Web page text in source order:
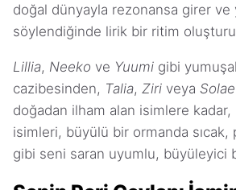
doğal dünyayla rezonansa girer ve
söylendiğinde lirik bir ritim
Lillia, Neeko ve Yuumi gibi
cazibesinden, Talia, Ziri veya Solae
doğadan ilham alan isimlere kadar,
isimleri, büyülü bir ormanda sıcak,
gibi seni saran uyumlu, büyüleyici